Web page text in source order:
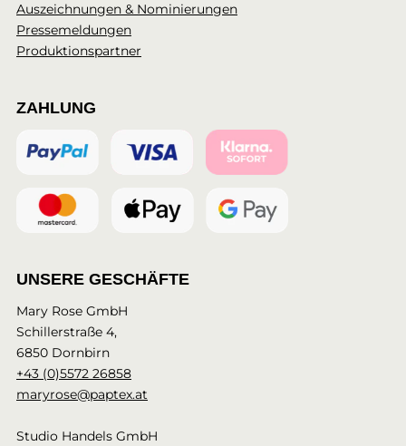
Auszeichnungen & Nominierungen
Pressemeldungen
Produktionspartner
ZAHLUNG
UNSERE GESCHÄFTE
Mary Rose GmbH
Schillerstraße 4,
6850 Dornbirn
+43 (0)5572 26858
maryrose@paptex.at
Studio Handels GmbH